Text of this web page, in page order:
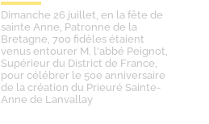
Dimanche 26 juillet, en la fête de
sainte Anne, Patronne de la
Bretagne, 700 fidèles étaient
venus entourer M. l'abbé Peignot,
Supérieur du District de France,
pour célébrer le 50e anniversaire
de la création du Prieuré Sainte-
Anne de Lanvallay